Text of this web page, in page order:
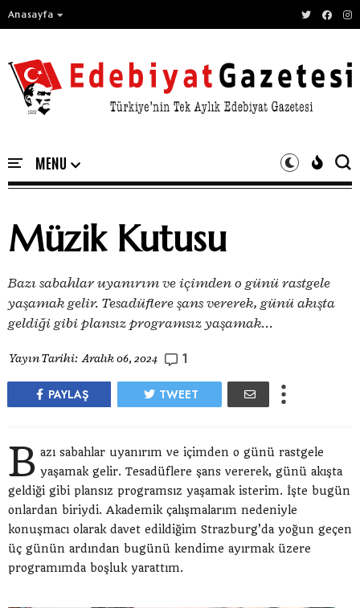
Anasayfa
Müzik Kutusu
Bazı sabahlar uyanırım ve içimden o günü rastgele
yaşamak gelir. Tesadüflere şans vererek, günü akışta
geldiği gibi plansız programsız yaşamak...
Yayın Tarihi: Aralık 06, 2024 1
PAYLAŞ TWEET
B azı sabahlar uyanırım ve içimden o günü rastgele
yaşamak gelir. Tesadüflere şans vererek, günü akışta
geldiği gibi plansız programsız yaşamak isterim. İşte bugün
onlardan biriydi. Akademik çalışmalarım nedeniyle
konuşmacı olarak davet edildiğim Strazburg’da yoğun geçen
üç günün ardından bugünü kendime ayırmak üzere
programımda boşluk yarattım.